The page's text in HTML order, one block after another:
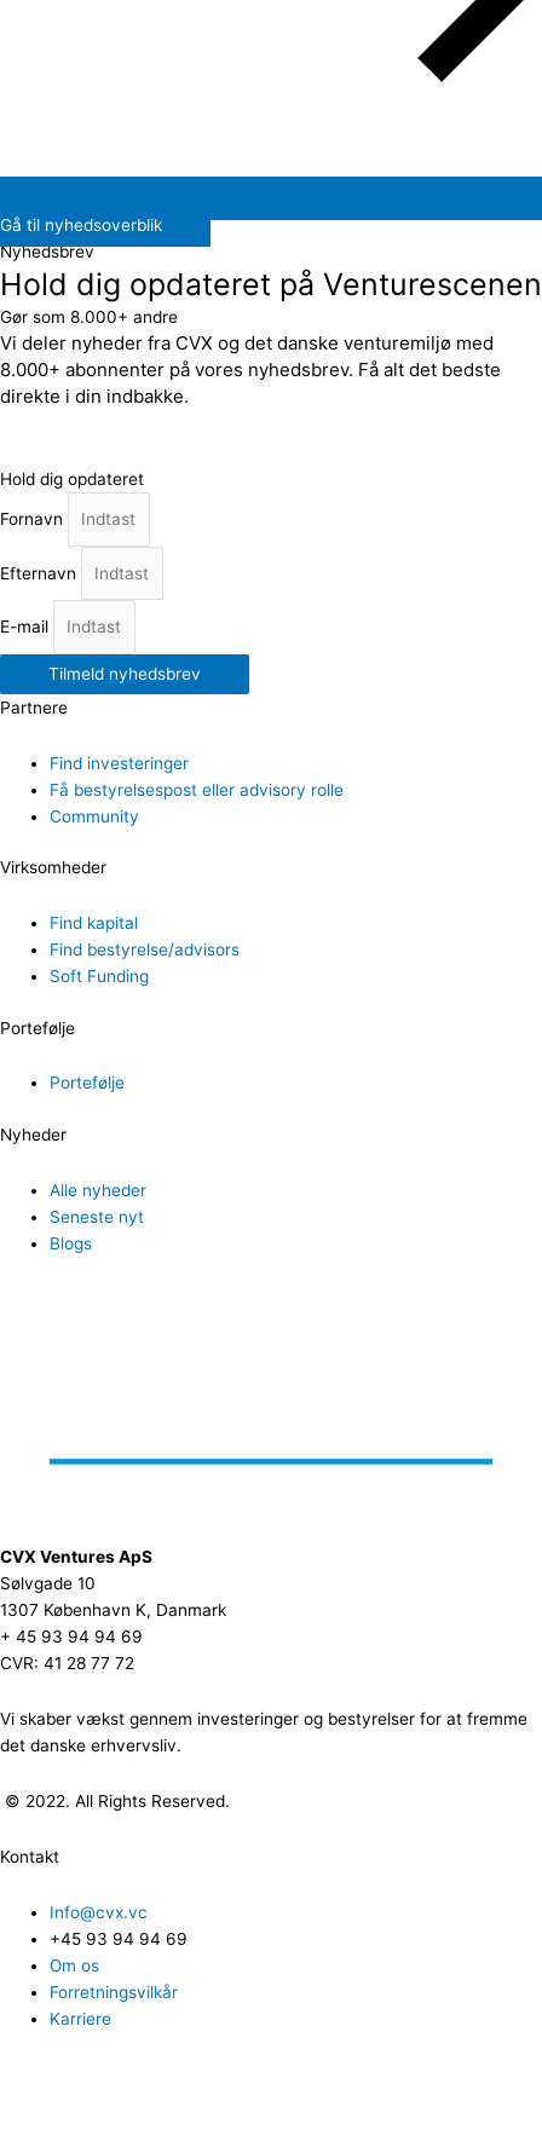
Gå til nyhedsoverblik
Nyhedsbrev
Hold dig opdateret på Venturescenen
Gør som 8.000+ andre
Vi deler nyheder fra CVX og det danske venturemiljø med
8.000+ abonnenter på vores nyhedsbrev. Få alt det bedste
direkte i din indbakke.
Hold dig opdateret
Fornavn
Efternavn
E-mail
Tilmeld nyhedsbrev
Partnere
Find investeringer
Få bestyrelsespost eller advisory rolle
Community
Virksomheder
Find kapital
Find bestyrelse/advisors
Soft Funding
Portefølje
Portefølje
Nyheder
Alle nyheder
Seneste nyt
Blogs
CVX Ventures ApS
Sølvgade 10
1307 København K, Danmark
+ 45 93 94 94 69
CVR: 41 28 77 72
Vi skaber vækst gennem investeringer og bestyrelser for at fremme
det danske erhvervsliv.
© 2022. All Rights Reserved.
Kontakt
Info@cvx.vc
+45 93 94 94 69
Om os
Forretningsvilkår
Karriere